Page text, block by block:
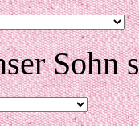
Sohn